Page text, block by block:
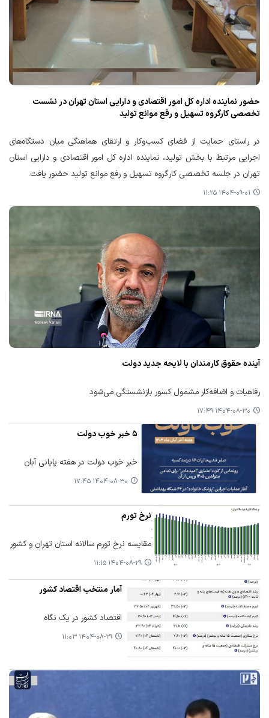
حضور نماینده اداره کل امور اقتصادی و دارایی استان تهران در نشست
تخصصی کارگروه تسهیل و رفع موانع تولید
در راستای حمایت از فضای کسب‌وکار و ارتقای هماهنگی میان دستگاه‌های
اجرایی مرتبط با بخش تولید، نماینده اداره‌ کل امور اقتصادی و دارایی استان
تهران در جلسه تخصصی کارگروه تسهیل و رفع موانع تولید حضور یافت.
۱۴۰۴-۰۹-۰۱ ۱۱:۲۵
آینده حقوق کارمندان با لایحه جدید دولت
رفاهیات و اضافه‌کار مشمول کسور بازنشستگی می‌شود
۱۴۰۴-۰۸-۳۰ ۱۷:۴۹
۵ خبر خوب دولت
خبر خوب دولت در هفته پایانی آبان
۱۴۰۴-۰۸-۳۰ ۱۷:۴۵
نرخ تورم
مقایسه نرخ تورم سالانه استان تهران و کشور
۱۴۰۴-۰۸-۲۹ ۱۱:۱۵
آمار منتخب اقتصاد کشور
اقتصاد کشور در یک نگاه
۱۴۰۴-۰۸-۲۹ ۱۱:۰۳